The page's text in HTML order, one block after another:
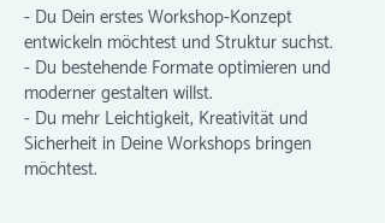
- Du Dein erstes Workshop-Konzept
entwickeln möchtest und Struktur suchst.
- Du bestehende Formate optimieren und
moderner gestalten willst.
- Du mehr Leichtigkeit, Kreativität und
Sicherheit in Deine Workshops bringen
möchtest.